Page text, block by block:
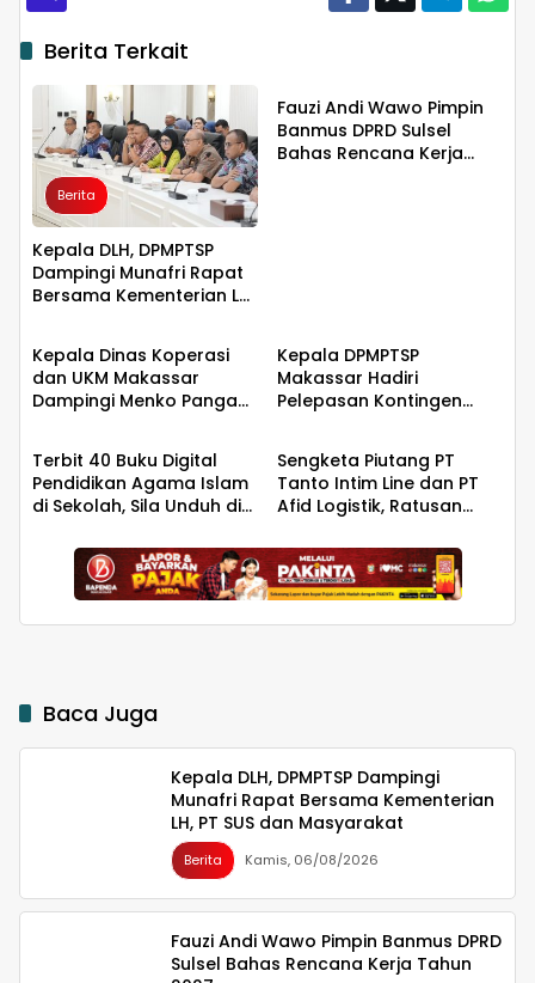
Berita Terkait
Berita
Kepala DLH, DPMPTSP
Dampingi Munafri Rapat
Bersama Kementerian LH,
Fauzi Andi Wawo Pimpin
Banmus DPRD Sulsel
Bahas Rencana Kerja
Berita
Kepala Dinas Koperasi
dan UKM Makassar
Dampingi Menko Pangan
Kepala DPMPTSP
Makassar Hadiri
Pelepasan Kontingen
Pembinaan Generasi
Muda
Berita
Terbit 40 Buku Digital
Pendidikan Agama Islam
di Sekolah, Sila Unduh di
Berita
Sengketa Piutang PT
Tanto Intim Line dan PT
Afid Logistik, Ratusan
Indonesia Timur Ikut
Dirugikan
Baca Juga
Kepala DLH, DPMPTSP Dampingi
Munafri Rapat Bersama Kementerian
LH, PT SUS dan Masyarakat
Berita Kamis, 06/08/2026
Fauzi Andi Wawo Pimpin Banmus DPRD
Sulsel Bahas Rencana Kerja Tahun